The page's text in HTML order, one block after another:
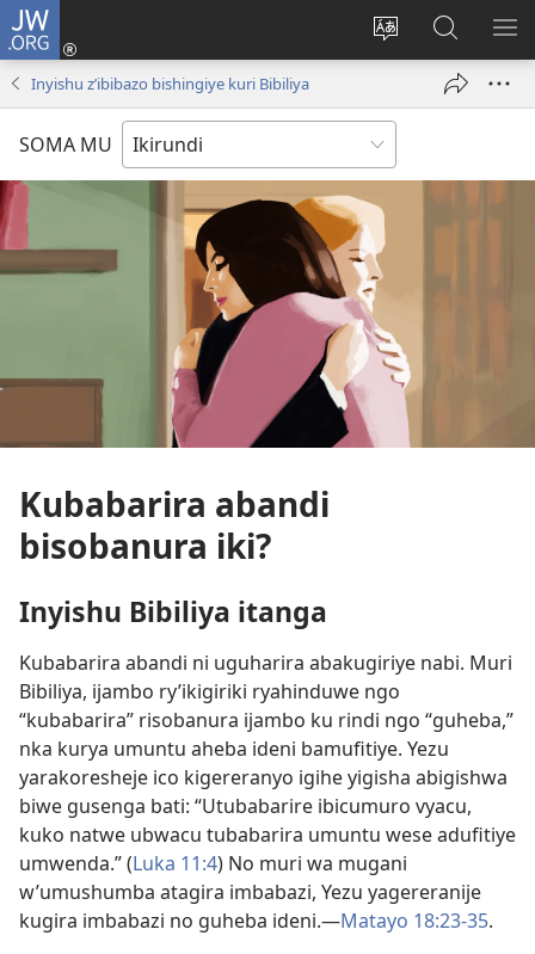
JW.ORG
Hindura
ururimi
Injira
(opens
muri
JW.ORG
Inyishu z’ibibazo bishingiye kuri Bibiliya
SOMA MU
Kubabarira abandi
bisobanura iki?
Inyishu Bibiliya itanga
Kubabarira abandi ni uguharira abakugiriye nabi. Muri
Bibiliya, ijambo ry’ikigiriki ryahinduwe ngo
“kubabarira” risobanura ijambo ku rindi ngo “guheba,”
nka kurya umuntu aheba ideni bamufitiye. Yezu
yarakoresheje ico kigereranyo igihe yigisha abigishwa
biwe gusenga bati: “Utubabarire ibicumuro vyacu,
kuko natwe ubwacu tubabarira umuntu wese adufitiye
umwenda.” (Luka 11:4) No muri wa mugani
w’umushumba atagira imbabazi, Yezu yagereranije
kugira imbabazi no guheba ideni.​—Matayo 18:23-​35.